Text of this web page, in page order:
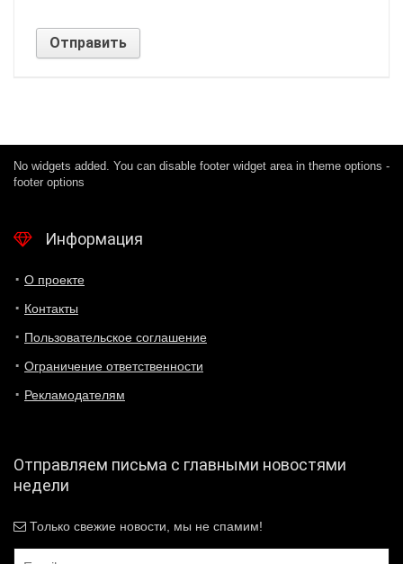
No widgets added. You can disable footer widget area in theme options -
footer options
Информация
О проекте
Контакты
Пользовательское соглашение
Ограничение ответственности
Рекламодателям
Отправляем письма с главными новостями
недели
Только свежие новости, мы не спамим!